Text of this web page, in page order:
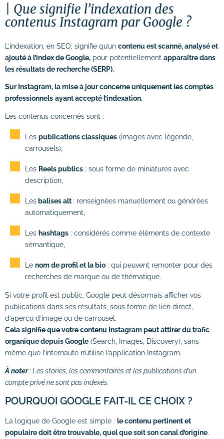
# Graphisme print
# Webdesign
Suivi des performances
Formations
# Formation SEO (référencement naturel)
# Formation SEA (Google Ads)
# Formation SMO (community management)
sociaux)
# Formation gestion de sites internet
# Formations logiciels bureautique
# Formation Intelligence Artificielle
Que signifie l’indexation des
contenus Instagram par Google ?
L’indexation, en SEO, signifie qu’un contenu est scanné, analysé et
ajouté à l’index de Google, pour potentiellement apparaître dans
les résultats de recherche (SERP).
Sur Instagram, la mise à jour concerne uniquement les comptes
professionnels ayant accepté l’indexation.
Les contenus concernés sont :
Les publications classiques (images avec légende,
carrousels),
Les Reels publics : sous forme de miniatures avec
description,
Les balises alt : renseignées manuellement ou générées
automatiquement,
Les hashtags : considérés comme éléments de contexte
sémantique,
Le nom de profil et la bio : qui peuvent remonter pour des
recherches de marque ou de thématique.
Si votre profil est public, Google peut désormais afficher vos
publications dans ses résultats, sous forme de lien direct,
d’aperçu d’image ou de carrousel.
Cela signifie que votre contenu Instagram peut attirer du trafic
organique depuis Google (Search, Images, Discovery), sans
même que l’internaute n’utilise l’application Instagram.
À noter: Les stories, les commentaires et les publications d’un
compte privé ne sont pas indexés.
POURQUOI GOOGLE FAIT-IL CE CHOIX ?
La logique de Google est simple : le contenu pertinent et
populaire doit être trouvable, quel que soit son canal d’origine.